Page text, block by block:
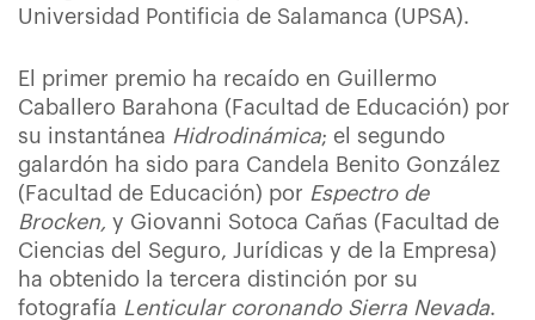
Universidad Pontificia de Salamanca (UPSA).
El primer premio ha recaído en Guillermo
Caballero Barahona (Facultad de Educación) por
su instantánea Hidrodinámica; el segundo
galardón ha sido para Candela Benito González
(Facultad de Educación) por Espectro de
Brocken, y Giovanni Sotoca Cañas (Facultad de
Ciencias del Seguro, Jurídicas y de la Empresa)
ha obtenido la tercera distinción por su
fotografía Lenticular coronando Sierra Nevada.